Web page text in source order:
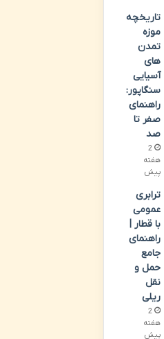
تاریخچه
موزه
تمدن
های
آسیایی
سنگاپور:
راهنمای
صفر تا
صد
2
هفته
پیش
ترابری
عمومی
با قطار |
راهنمای
جامع
حمل و
نقل
ریلی
2
هفته
پیش